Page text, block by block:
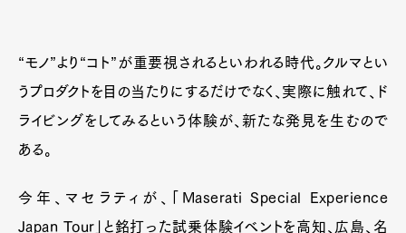
“モノ”より“コト”が重要視されるといわれる時代。クルマとい
うプロダクトを目の当たりにするだけでなく、実際に触れて、ド
ライビングをしてみるという体験が、新たな発見を生むので
ある。
今年、マセラティが、「Maserati Special Experience
Japan Tour」と銘打った試乗体験イベントを高知、広島、名